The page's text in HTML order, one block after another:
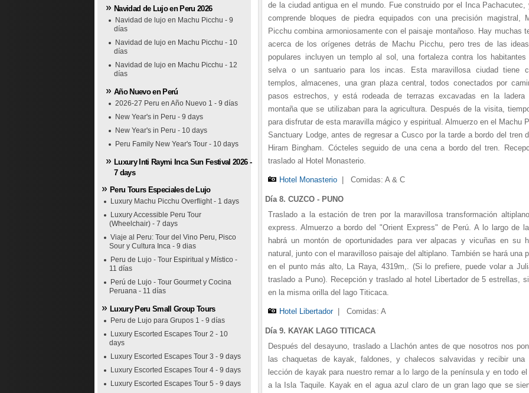
Navidad de Lujo en Peru 2026
Navidad de lujo en Machu Picchu - 9
días
Navidad de lujo en Machu Picchu - 10
días
Navidad de lujo en Machu Picchu - 12
días
Año Nuevo en Perú
2026-27 Peru en Año Nuevo 1 - 9 días
New Year's in Peru - 9 days
New Year's in Peru - 10 days
Peru Family New Year's Tour - 10 days
Luxury Inti Raymi Inca Sun Festival 2026 -
7 days
Peru Tours Especiales de Lujo
Luxury Machu Picchu Overflight - 1 days
Luxury Accessible Peru Tour
(Wheelchair) - 7 days
Viaje al Peru: Tour del Vino Peru, Pisco
Sour y Cultura Inca - 9 dias
Peru de Lujo - Tour Espiritual y Místico -
11 días
Perú de Lujo - Tour Gourmet y Cocina
Peruana - 11 días
Luxury Peru Small Group Tours
Peru de Lujo para Grupos 1 - 9 días
Luxury Escorted Escapes Tour 2 - 10
days
Luxury Escorted Escapes Tour 3 - 9 days
Luxury Escorted Escapes Tour 4 - 9 days
Luxury Escorted Escapes Tour 5 - 9 days
de la ciudad antigua en el mundo. Fue construido por el Inca Pachacutec,
comprende bloques de piedra equipados con una precisión magistral,
Picchu combina armoniosamente con el paisaje montañoso. Hay muchas
acerca de los orígenes detrás de Machu Picchu, pero tres de las
populares incluyen un templo al sol, una fortaleza contra los
selva o un santuario para los incas. Esta maravillosa ciudad tiene
templos, almacenes, una gran plaza central, todos conectados por
pasos estrechos, y está rodeada de terrazas excavadas en la ladera
montaña que se utilizaban para la agricultura. Después de la visita,
para disfrutar de esta maravilla mágico y espiritual. Almuerzo en el Machu
Sanctuary Lodge, antes de regresar a Cusco por la tarde a bordo del tren
Hiram Bingham. Cócteles seguido de una cena a bordo del tren.
traslado al Hotel Monasterio.
Hotel Monasterio Comidas: A & C
Día 8. CUZCO - PUNO
Traslado a la estación de tren por la maravillosa transformación
express. Almuerzo a bordo del "Orient Express" de Perú. A lo largo de
habrá un montón de oportunidades para ver alpacas y vicuñas en su
natural, junto con el maravilloso paisaje del altiplano. También se hará una
en el punto más alto, La Raya, 4319m,. (Si lo prefiere, puede volar a
traslado a Puno). Recepción y traslado al hotel Libertador de 5 estrellas,
en la misma orilla del lago Titicaca.
Hotel Libertador| Comidas: A
Día 9. KAYAK LAGO TITICACA
Después del desayuno, traslado a Llachón antes de que nosotros nos
las chaquetas de kayak, faldones, y chalecos salvavidas y recibir una
lección de kayak para nuestro remar a lo largo de la península y en todo el
a la Isla Taquile. Kayak en el agua azul claro de un gran lago que se